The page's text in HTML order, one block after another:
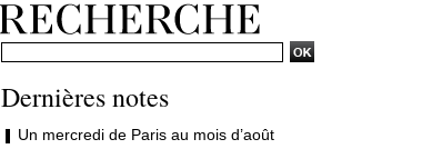
Dernières notes
Un mercredi de Paris au mois d’août